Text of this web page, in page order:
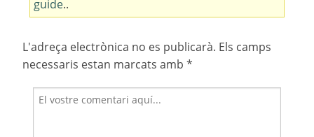
guide..
L'adreça electrònica no es publicarà. Els camps
necessaris estan marcats amb *